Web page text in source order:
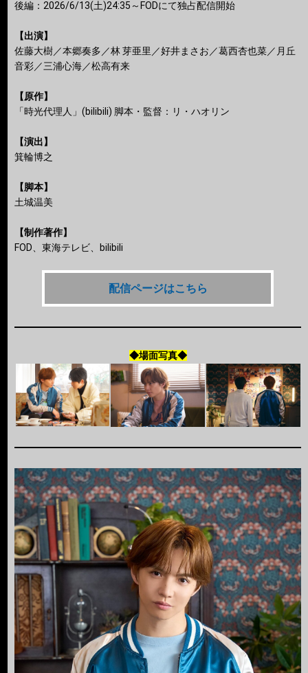
後編：2026/6/13(土)24:35～FODにて独占配信開始
【出演】
佐藤大樹／本郷奏多／林 芽亜里／好井まさお／葛西杏也菜／月丘
音彩／三浦心海／松高有来
【原作】
「時光代理人」(bilibili) 脚本・監督：リ・ハオリン
【演出】
箕輪博之
【脚本】
土城温美
【制作著作】
FOD、東海テレビ、bilibili
配信ページはこちら
◆場面写真◆